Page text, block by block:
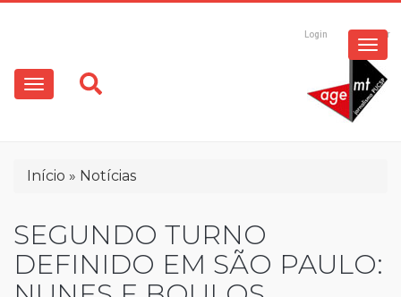
conteúdo
principal
Login Registrar
Main
navigation
Trilha
navegação
Início Notícias
SEGUNDO TURNO
DEFINIDO EM SÃO PAULO: